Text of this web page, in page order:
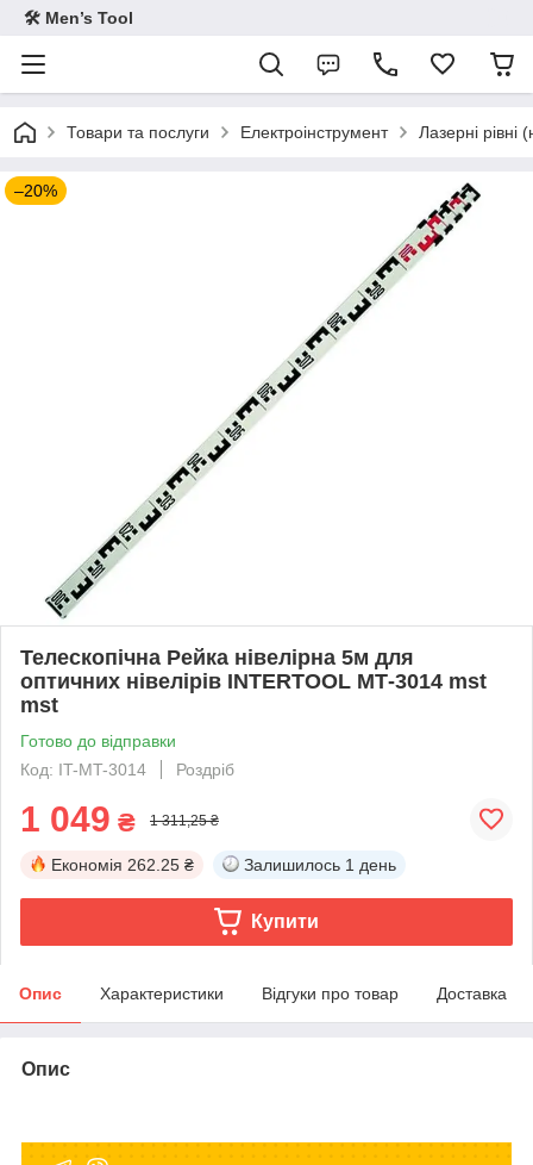
🛠 Men’s Tool
Товари та послуги Електроінструмент Лазерні рівні
–20%
Телескопічна Рейка нівелірна 5м для
оптичних нівелірів INTERTOOL МТ-3014 mst
mst
Готово до відправки
Код: IT-MT-3014
Роздріб
1 049 ₴ 1 311,25 ₴
Економія 262.25 ₴ Залишилось 1 день
Купити
Опис Характеристики Відгуки про товар Доставка
Опис